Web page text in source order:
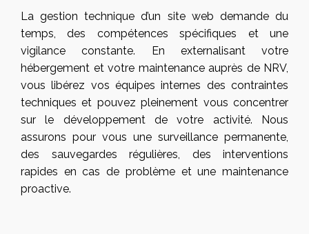
La gestion technique d’un site web demande du
temps, des compétences spécifiques et une
vigilance constante. En externalisant votre
hébergement et votre maintenance auprès de NRV,
vous libérez vos équipes internes des contraintes
techniques et pouvez pleinement vous concentrer
sur le développement de votre activité. Nous
assurons pour vous une surveillance permanente,
des sauvegardes régulières, des interventions
rapides en cas de problème et une maintenance
proactive.